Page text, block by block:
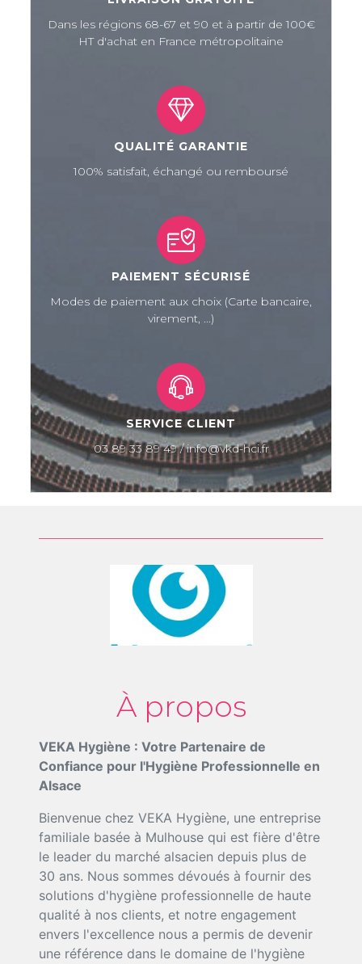
Dans les régions 68-67 et 90 et à partir de 100€
HT d'achat en France métropolitaine
QUALITÉ GARANTIE
100% satisfait, échangé ou remboursé
PAIEMENT SÉCURISÉ
Modes de paiement aux choix (Carte bancaire,
virement, ...)
SERVICE CLIENT
03 89 33 89 49 / info@vkd-hci.fr
À propos
VEKA Hygiène : Votre Partenaire de
Confiance pour l'Hygiène Professionnelle en
Alsace
Bienvenue chez VEKA Hygiène, une entreprise
familiale basée à Mulhouse qui est fière d'être
le leader du marché alsacien depuis plus de
30 ans. Nous sommes dévoués à fournir des
solutions d'hygiène professionnelle de haute
qualité à nos clients, et notre engagement
envers l'excellence nous a permis de devenir
une référence dans le domaine de l'hygiène